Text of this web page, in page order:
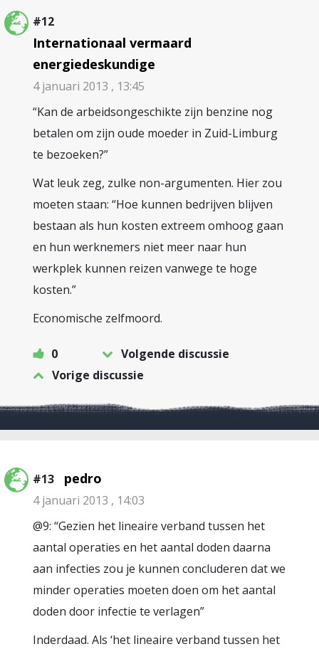
#12
Internationaal vermaard
energiedeskundige
4 januari 2013 , 13:45
“Kan de arbeidsongeschikte zijn benzine nog
betalen om zijn oude moeder in Zuid-Limburg
te bezoeken?”
Wat leuk zeg, zulke non-argumenten. Hier zou
moeten staan: “Hoe kunnen bedrijven blijven
bestaan als hun kosten extreem omhoog gaan
en hun werknemers niet meer naar hun
werkplek kunnen reizen vanwege te hoge
kosten.”
Economische zelfmoord.
0
Volgende discussie
Vorige discussie
#13 pedro
4 januari 2013 , 14:03
@9: “Gezien het lineaire verband tussen het
aantal operaties en het aantal doden daarna
aan infecties zou je kunnen concluderen dat we
minder operaties moeten doen om het aantal
doden door infectie te verlagen”
Inderdaad. Als ‘het lineaire verband tussen het